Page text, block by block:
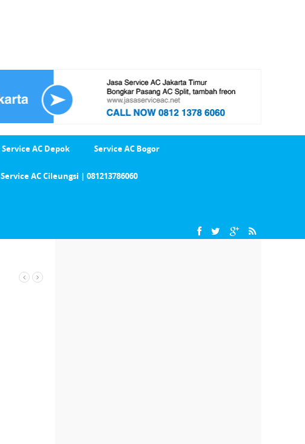
Service AC Depok Service AC Bogor
Service AC Cileungsi | 081213786060